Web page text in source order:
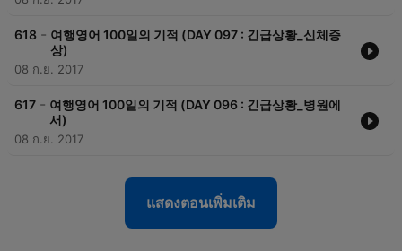
618 - 여행영어 100일의 기적 (DAY 097 : 긴급상황_신체증
상)
08 ก.ย. 2017
617 - 여행영어 100일의 기적 (DAY 096 : 긴급상황_병원에
서)
08 ก.ย. 2017
แสดงตอนเพิ่มเติม